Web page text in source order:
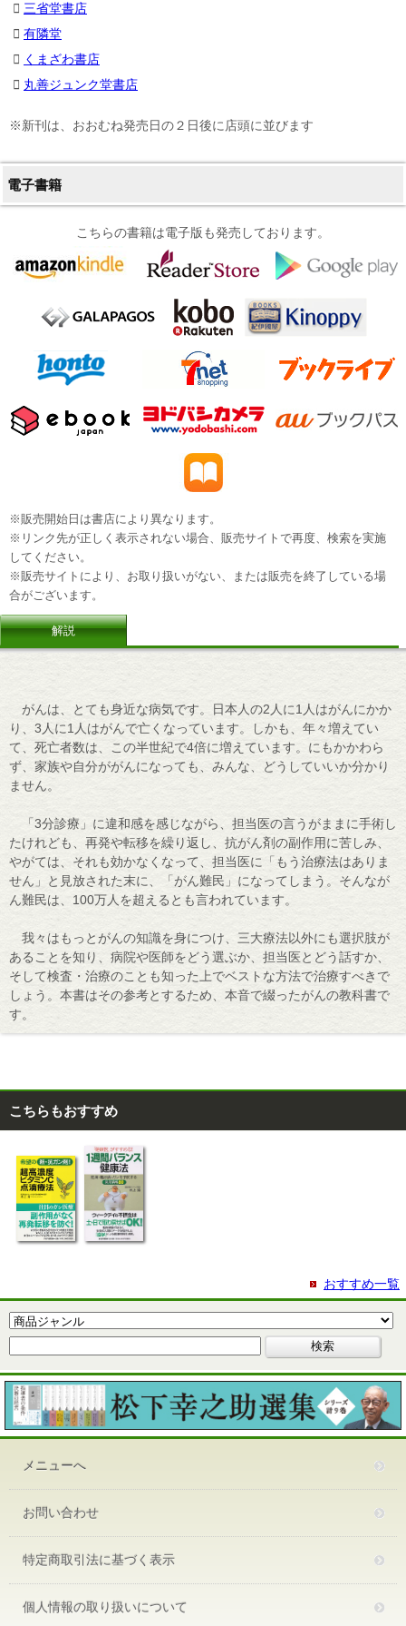
三省堂書店
有隣堂
くまざわ書店
丸善ジュンク堂書店
※新刊は、おおむね発売日の２日後に店頭に並びます
電子書籍
こちらの書籍は電子版も発売しております。
※販売開始日は書店により異なります。
※リンク先が正しく表示されない場合、販売サイトで再度、検索を実施
してください。
※販売サイトにより、お取り扱いがない、または販売を終了している場
合がございます。
解説
がんは、とても身近な病気です。日本人の2人に1人はがんにかか
り、3人に1人はがんで亡くなっています。しかも、年々増えてい
て、死亡者数は、この半世紀で4倍に増えています。にもかかわら
ず、家族や自分ががんになっても、みんな、どうしていいか分かり
ません。
「3分診療」に違和感を感じながら、担当医の言うがままに手術し
たけれども、再発や転移を繰り返し、抗がん剤の副作用に苦しみ、
やがては、それも効かなくなって、担当医に「もう治療法はありま
せん」と見放された末に、「がん難民」になってしまう。そんなが
ん難民は、100万人を超えるとも言われています。
我々はもっとがんの知識を身につけ、三大療法以外にも選択肢が
あることを知り、病院や医師をどう選ぶか、担当医とどう話すか、
そして検査・治療のことも知った上でベストな方法で治療すべきで
しょう。本書はその参考とするため、本音で綴ったがんの教科書で
す。
こちらもおすすめ
おすすめ一覧
メニューへ
お問い合わせ
特定商取引法に基づく表示
個人情報の取り扱いについて